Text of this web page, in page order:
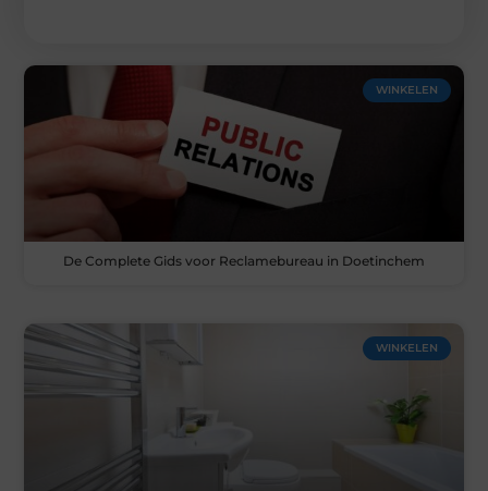
WINKELEN
De Complete Gids voor Reclamebureau in Doetinchem
WINKELEN